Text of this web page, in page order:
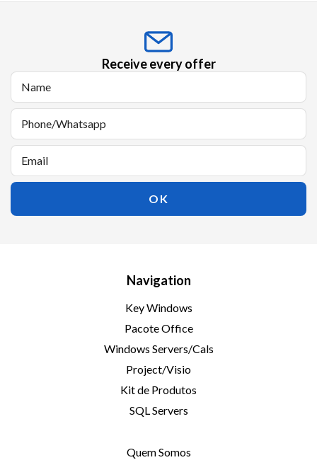
Receive every offer
Navigation
Key Windows
Pacote Office
Windows Servers/Cals
Project/Visio
Kit de Produtos
SQL Servers
Quem Somos